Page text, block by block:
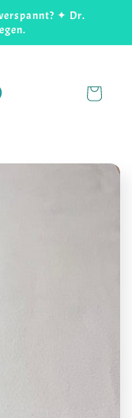
✦ Dr.
Warenkorb